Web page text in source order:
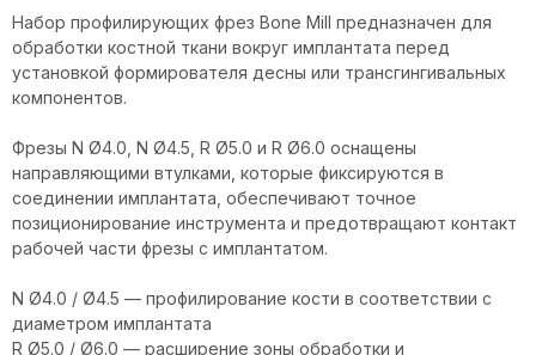
Набор профилирующих фрез Bone Mill предназначен для
обработки костной ткани вокруг имплантата перед
установкой формирователя десны или трансгингивальных
компонентов.
Фрезы N Ø4.0, N Ø4.5, R Ø5.0 и R Ø6.0 оснащены
направляющими втулками, которые фиксируются в
соединении имплантата, обеспечивают точное
позиционирование инструмента и предотвращают контакт
рабочей части фрезы с имплантатом.
N Ø4.0 / Ø4.5 — профилирование кости в соответствии с
диаметром имплантата
R Ø5.0 / Ø6.0 — расширение зоны обработки и